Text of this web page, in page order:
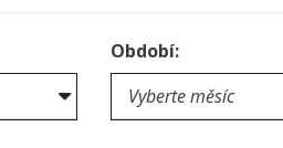
Období: